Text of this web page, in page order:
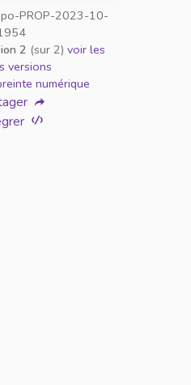
PROP-2023-10-
2 (sur 2) voir les
versions
numérique